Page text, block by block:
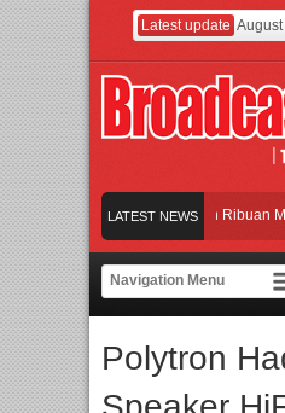
Latest update August
LATEST NEWS
Jakarta dengan Ribuan
Gerbang Inovasi dan Peluang
Perpaduan Warisan Dan
Jakarta dengan Ribuan
Polytron